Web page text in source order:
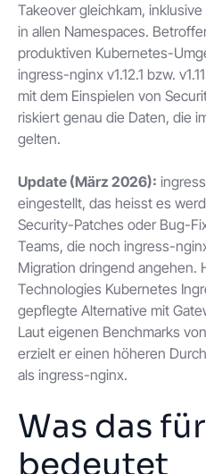
Takeover gleichkam,
in allen Namespaces.
produktiven Kubernetes-
ingress-nginx v1.12.1 bzw.
mit dem Einspielen von
riskiert genau die Daten, die
gelten.
Update (März 2026):
eingestellt, das heisst es
Security-Patches oder Bug-
Teams, die noch ingress-
Migration dringend angehen.
Technologies Kubernetes
gepflegte Alternative mit
Laut eigenen Benchmarks
erzielt er einen höheren
als ingress-nginx.
Was das
bedeutet